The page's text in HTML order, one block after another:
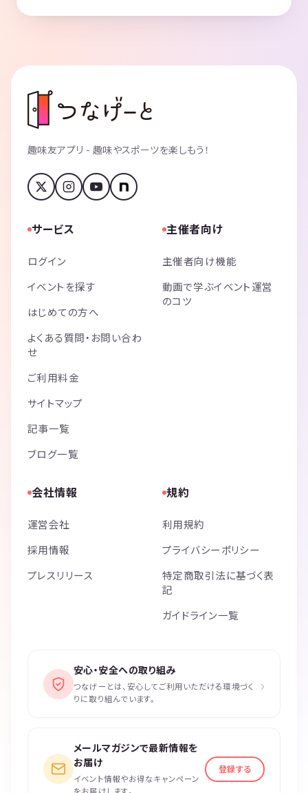
趣味友アプリ - 趣味やスポーツを楽しもう！
サービス
ログイン
イベントを探す
はじめての方へ
よくある質問・お問い合わ
せ
ご利用料金
サイトマップ
記事一覧
ブログ一覧
主催者向け
主催者向け機能
動画で学ぶイベント運営
のコツ
会社情報
運営会社
採用情報
プレスリリース
規約
利用規約
プライバシーポリシー
特定商取引法に基づく表
記
ガイドライン一覧
安心・安全への取り組み
つなげーとは、安心してご利用いただける環境づく
りに取り組んでいます。
›
メールマガジンで最新情報を
お届け
イベント情報やお得なキャンペーン
登録する